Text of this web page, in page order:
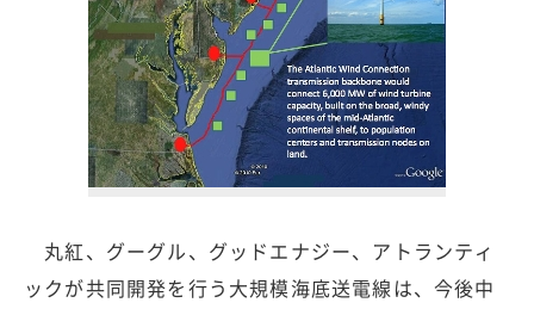
丸紅、グーグル、グッドエナジー、アトランティ
ックが共同開発を行う大規模海底送電線は、今後中